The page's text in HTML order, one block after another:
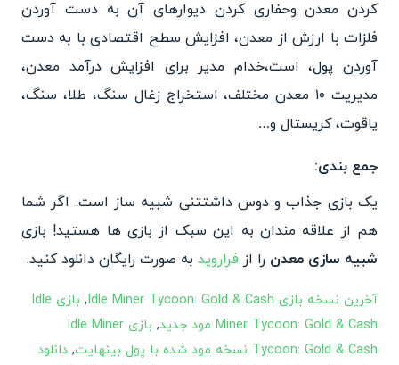
کردن معدن وحفاری کردن دیوارهای آن به دست آوردن
فلزات با ارزش از معدن، افزایش سطح اقتصادی با به دست
آوردن پول، است،خدام مدیر برای افزایش درآمد معدن،
مدیریت ۱۰ معدن مختلف، استخراج زغال سنگ، طلا، سنگ،
یاقوت، کریستال و…
جمع بندی:
یک بازی جذاب و دوس داشتتنی شبیه ساز است. اگر شما
هم از علاقه مندان به این سبک از بازی ها هستید! بازی
شبیه سازی معدن را از فراروید به صورت رایگان دانلود کنید.
آخرین نسخه بازی Idle Miner Tycoon: Gold & Cash ,
بازی Idle
Miner Tycoon: Gold & Cash مود جدید
,
بازی Idle Miner
Tycoon: Gold & Cash نسخه مود شده با پول بینهایت
, دانلود